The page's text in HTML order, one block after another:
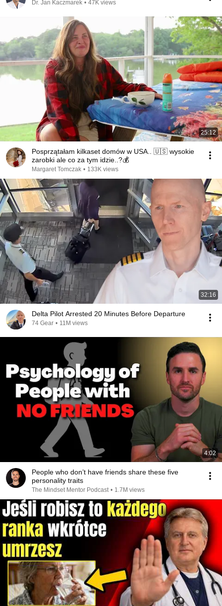
Dr. Jan Kaczmarek • 47K views
25:12
Posprzątałam kilkaset domów w USA.. 🇺🇸 wysokie
zarobki ale co za tym idzie..?💰
Margaret Tomczak • 133K views
32:16
Delta Pilot Arrested 20 Minutes Before Departure
74 Gear • 11M views
4:02
People who don’t have friends share these five
personality traits
The Mindset Mentor Podcast • 1.7M views